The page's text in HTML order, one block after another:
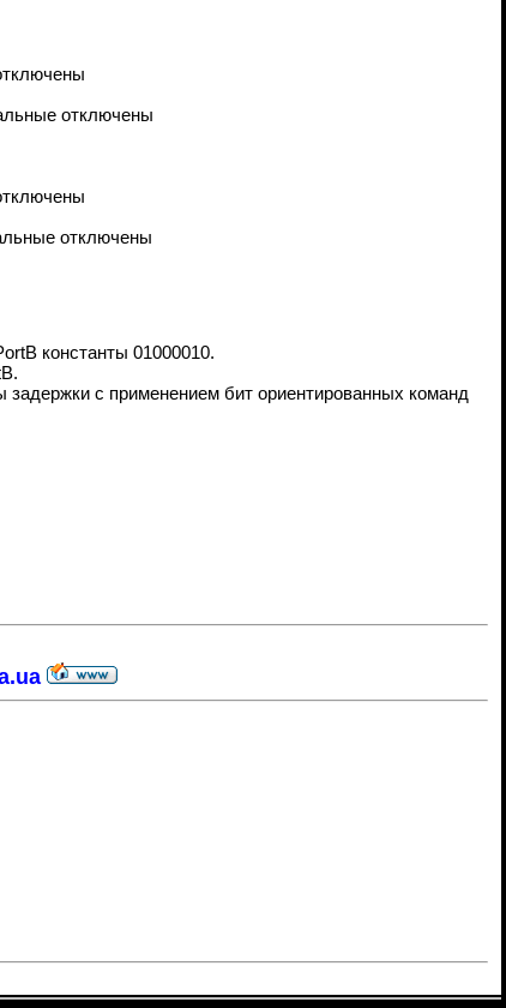
отключены
отключены
константы 01000010.
с применением бит ориентированных команд